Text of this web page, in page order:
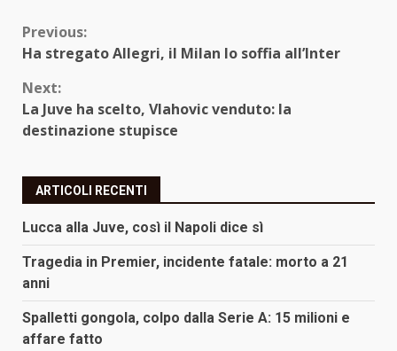
Continue
Reading
Previous:
Ha stregato Allegri, il Milan lo soffia all’Inter
Next:
La Juve ha scelto, Vlahovic venduto: la
destinazione stupisce
ARTICOLI RECENTI
Lucca alla Juve, così il Napoli dice sì
Tragedia in Premier, incidente fatale: morto a 21
anni
Spalletti gongola, colpo dalla Serie A: 15 milioni e
affare fatto